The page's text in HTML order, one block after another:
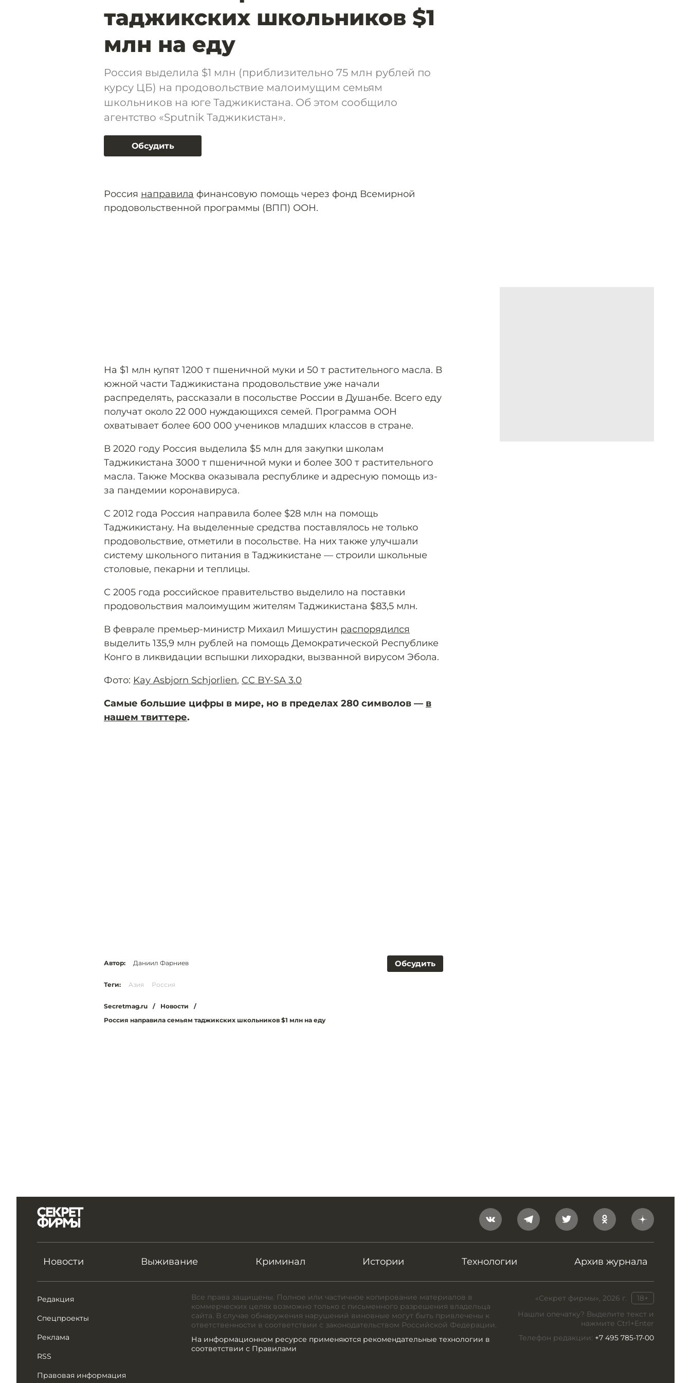
таджикских школьников $1
млн на еду
Россия выделила $1 млн (приблизительно 75 млн рублей по
курсу ЦБ) на продовольствие малоимущим семьям
школьников на юге Таджикистана. Об этом сообщило
агентство «Sputnik Таджикистан».
Обсудить
Россия направила финансовую помощь через фонд Всемирной
продовольственной программы (ВПП) ООН.
На $1 млн купят 1200 т пшеничной муки и 50 т растительного масла. В
южной части Таджикистана продовольствие уже начали
распределять, рассказали в посольстве России в Душанбе. Всего еду
получат около 22 000 нуждающихся семей. Программа ООН
охватывает более 600 000 учеников младших классов в стране.
В 2020 году Россия выделила $5 млн для закупки школам
Таджикистана 3000 т пшеничной муки и более 300 т растительного
масла. Также Москва оказывала республике и адресную помощь из-
за пандемии коронавируса.
С 2012 года Россия направила более $28 млн на помощь
Таджикистану. На выделенные средства поставлялось не только
продовольствие, отметили в посольстве. На них также улучшали
систему школьного питания в Таджикистане — строили школьные
столовые, пекарни и теплицы.
С 2005 года российское правительство выделило на поставки
продовольствия малоимущим жителям Таджикистана $83,5 млн.
В феврале премьер-министр Михаил Мишустин распорядился
выделить 135,9 млн рублей на помощь Демократической Республике
Конго в ликвидации вспышки лихорадки, вызванной вирусом Эбола.
Фото: Kay Asbjorn Schjorlien, CC BY-SA 3.0
Самые большие цифры в мире, но в пределах 280 символов — в
нашем твиттере.
Обсудить
Автор: Даниил Фарниев
Теги: Азия Россия
Secretmag.ru / Новости
/
Россия направила семьям таджикских школьников $1 млн на еду
Новости Выживание Криминал Истории Технологии Архив журнала
Редакция
Спецпроекты
Реклама
RSS
Правовая информация
«Секрет фирмы», 2026 г.
18+
Нашли опечатку? Выделите текст и
нажмите Ctrl+Enter
Телефон редакции: +7 495 785-17-00
Все права защищены. Полное или частичное копирование материалов в
коммерческих целях возможно только с письменного разрешения владельца
сайта. В случае обнаружения нарушений виновные могут быть привлечены к
ответственности в соответствии с законодательством Российской Федерации.
На информационном ресурсе применяются рекомендательные технологии в
соответствии с Правилами